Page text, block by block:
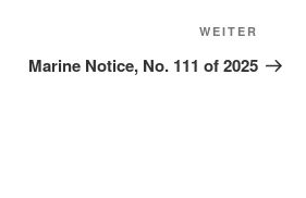
Beitrag
WEITER
Marine Notice, No. 111 of 2025